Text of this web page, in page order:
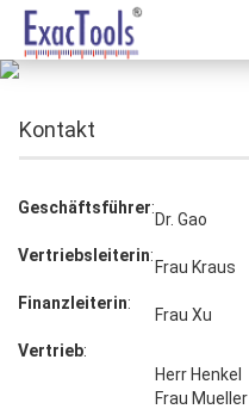
Kontakt
Geschäftsführer:
Dr. Gao
Vertriebsleiterin:
Frau Kraus
Finanzleiterin:
Frau Xu
Vertrieb:
Herr Henkel
Frau Mueller